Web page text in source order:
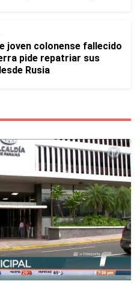
joven colonense fallecido
pide repatriar sus
Rusia